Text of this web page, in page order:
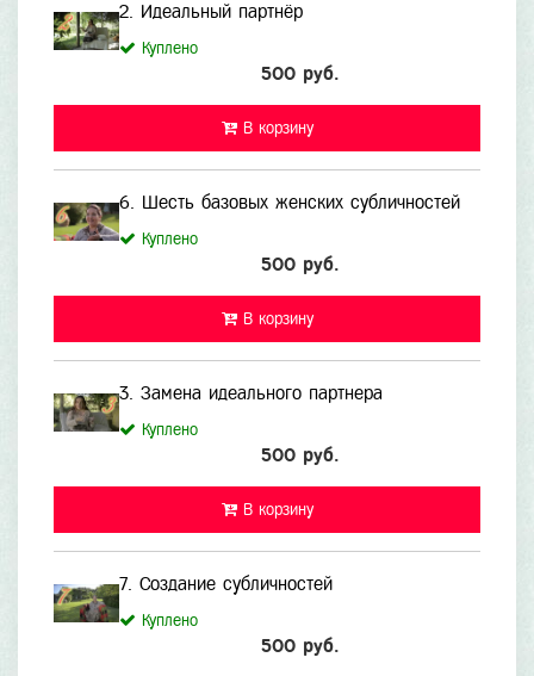
2. Идеальный партнёр
Куплено
500 руб.
В корзину
6. Шесть базовых женских субличностей
Куплено
500 руб.
В корзину
3. Замена идеального партнера
Куплено
500 руб.
В корзину
7. Создание субличностей
Куплено
500 руб.